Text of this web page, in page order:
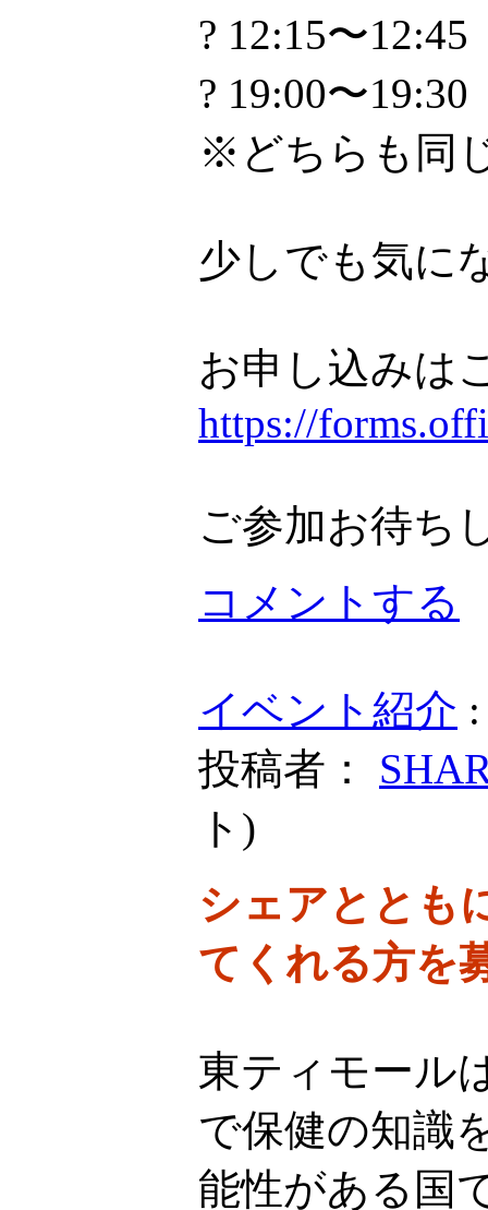
? 12:15〜12:45
? 19:00〜19:30
※どちらも同
少しでも気に
お申し込みは
https://
ご参加お待ち
コメントする
イベント紹介
投稿者：
ト )
シェアととも
てくれる方を
東ティモール
で保健の知識
能性がある国